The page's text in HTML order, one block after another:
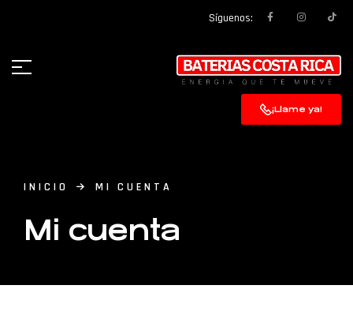
Síguenos:
¡Llame ya!
INICIO MI CUENTA
Mi cuenta